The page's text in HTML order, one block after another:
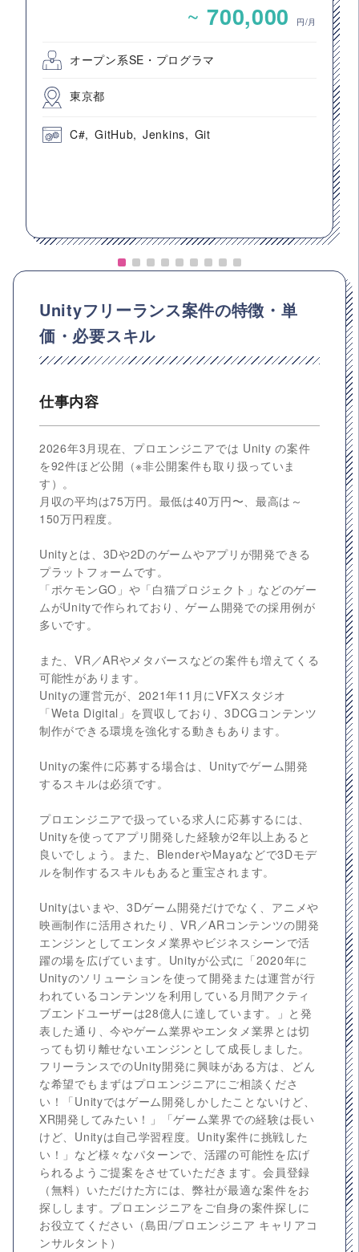
~ 700,000 円/月
オープン系SE・プログラマ
東京都
C# GitHub Jenkins Git
Unityフリーランス案件の特徴・単
価・必要スキル
仕事内容
2026年3月現在、プロエンジニアでは Unity の案件
を92件ほど公開（※非公開案件も取り扱っていま
す）。
月収の平均は75万円。最低は40万円〜、最高は～
150万円程度。
Unityとは、3Dや2Dのゲームやアプリが開発できる
プラットフォームです。
「ポケモンGO」や「白猫プロジェクト」などのゲー
ムがUnityで作られており、ゲーム開発での採用例が
多いです。
また、VR／ARやメタバースなどの案件も増えてくる
可能性があります。
Unityの運営元が、2021年11月にVFXスタジオ
「Weta Digital」を買収しており、3DCGコンテンツ
制作ができる環境を強化する動きもあります。
Unityの案件に応募する場合は、Unityでゲーム開発
するスキルは必須です。
プロエンジニアで扱っている求人に応募するには、
Unityを使ってアプリ開発した経験が2年以上あると
良いでしょう。また、BlenderやMayaなどで3Dモデ
ルを制作するスキルもあると重宝されます。
Unityはいまや、3Dゲーム開発だけでなく、アニメや
映画制作に活用されたり、VR／ARコンテンツの開発
エンジンとしてエンタメ業界やビジネスシーンで活
躍の場を広げています。Unityが公式に「2020年に
Unityのソリューションを使って開発または運営が行
われているコンテンツを利用している月間アクティ
ブエンドユーザーは28億人に達しています。」と発
表した通り、今やゲーム業界やエンタメ業界とは切
っても切り離せないエンジンとして成長しました。
フリーランスでのUnity開発に興味がある方は、どん
な希望でもまずはプロエンジニアにご相談くださ
い！「Unityではゲーム開発しかしたことないけど、
XR開発してみたい！」「ゲーム業界での経験は長い
けど、Unityは自己学習程度。Unity案件に挑戦した
い！」など様々なパターンで、活躍の可能性を広げ
られるようご提案をさせていただきます。会員登録
（無料）いただけた方には、弊社が最適な案件をお
探しします。プロエンジニアをご自身の案件探しに
お役立てください（島田/プロエンジニア キャリアコ
ンサルタント）